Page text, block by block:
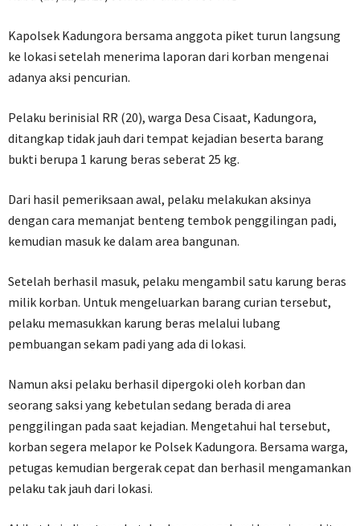
Kapolsek Kadungora bersama anggota piket turun langsung
ke lokasi setelah menerima laporan dari korban mengenai
adanya aksi pencurian.
Pelaku berinisial RR (20), warga Desa Cisaat, Kadungora,
ditangkap tidak jauh dari tempat kejadian beserta barang
bukti berupa 1 karung beras seberat 25 kg.
Dari hasil pemeriksaan awal, pelaku melakukan aksinya
dengan cara memanjat benteng tembok penggilingan padi,
kemudian masuk ke dalam area bangunan.
Setelah berhasil masuk, pelaku mengambil satu karung beras
milik korban. Untuk mengeluarkan barang curian tersebut,
pelaku memasukkan karung beras melalui lubang
pembuangan sekam padi yang ada di lokasi.
Namun aksi pelaku berhasil dipergoki oleh korban dan
seorang saksi yang kebetulan sedang berada di area
penggilingan pada saat kejadian. Mengetahui hal tersebut,
korban segera melapor ke Polsek Kadungora. Bersama warga,
petugas kemudian bergerak cepat dan berhasil mengamankan
pelaku tak jauh dari lokasi.